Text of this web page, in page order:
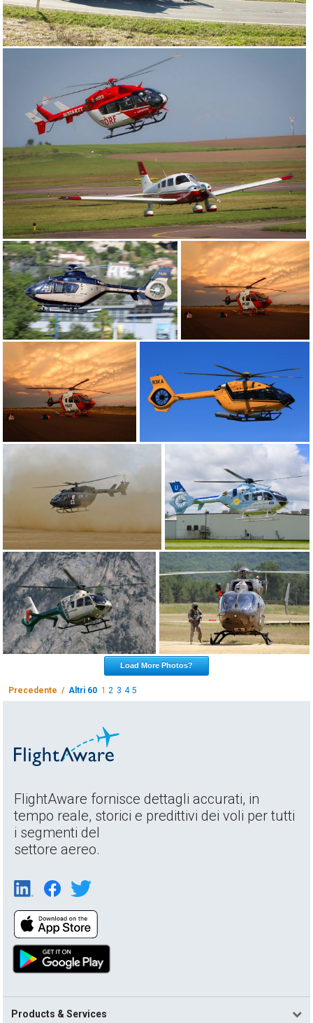
Load More Photos?
Precedente / Altri 60 1 2 3 4 5
FlightAware fornisce dettagli accurati, in
tempo reale, storici e predittivi dei voli per tutti
i segmenti del
settore aereo.
Products & Services